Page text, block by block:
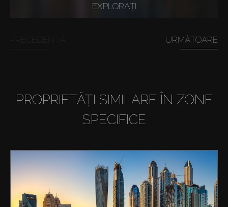
EXPLORAȚI
URMĂTOARE
PROPRIETĂȚI SIMILARE ÎN ZONE
SPECIFICE